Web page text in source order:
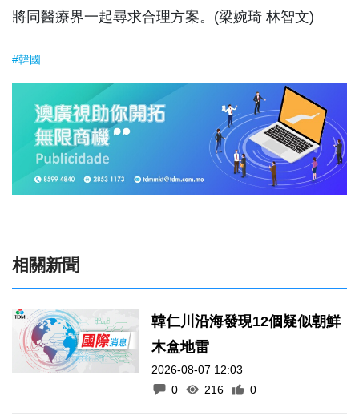
將同醫療界一起尋求合理方案。(梁婉琦 林智文)
#韓國
相關新聞
韓仁川沿海發現12個疑似朝鮮
木盒地雷
2026-08-07 12:03
0
216 0